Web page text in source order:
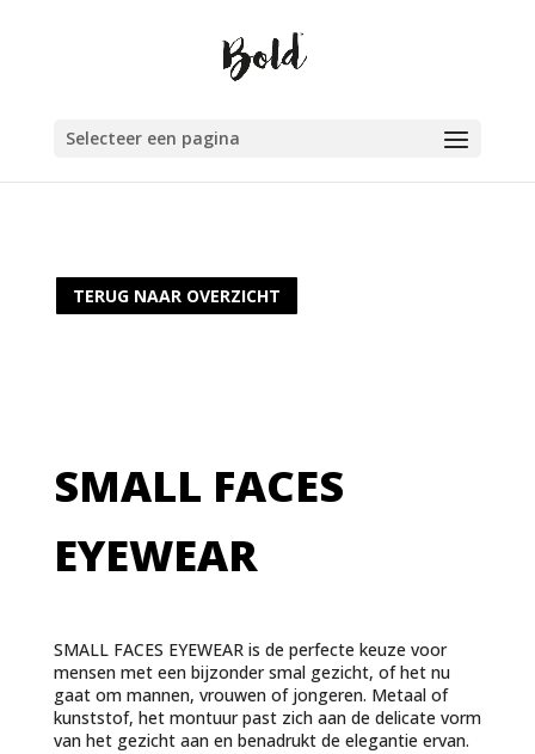
Selecteer een pagina
TERUG NAAR OVERZICHT
SMALL FACES
EYEWEAR
SMALL FACES EYEWEAR is de perfecte keuze voor
mensen met een bijzonder smal gezicht, of het nu
gaat om mannen, vrouwen of jongeren. Metaal of
kunststof, het montuur past zich aan de delicate vorm
van het gezicht aan en benadrukt de elegantie ervan.